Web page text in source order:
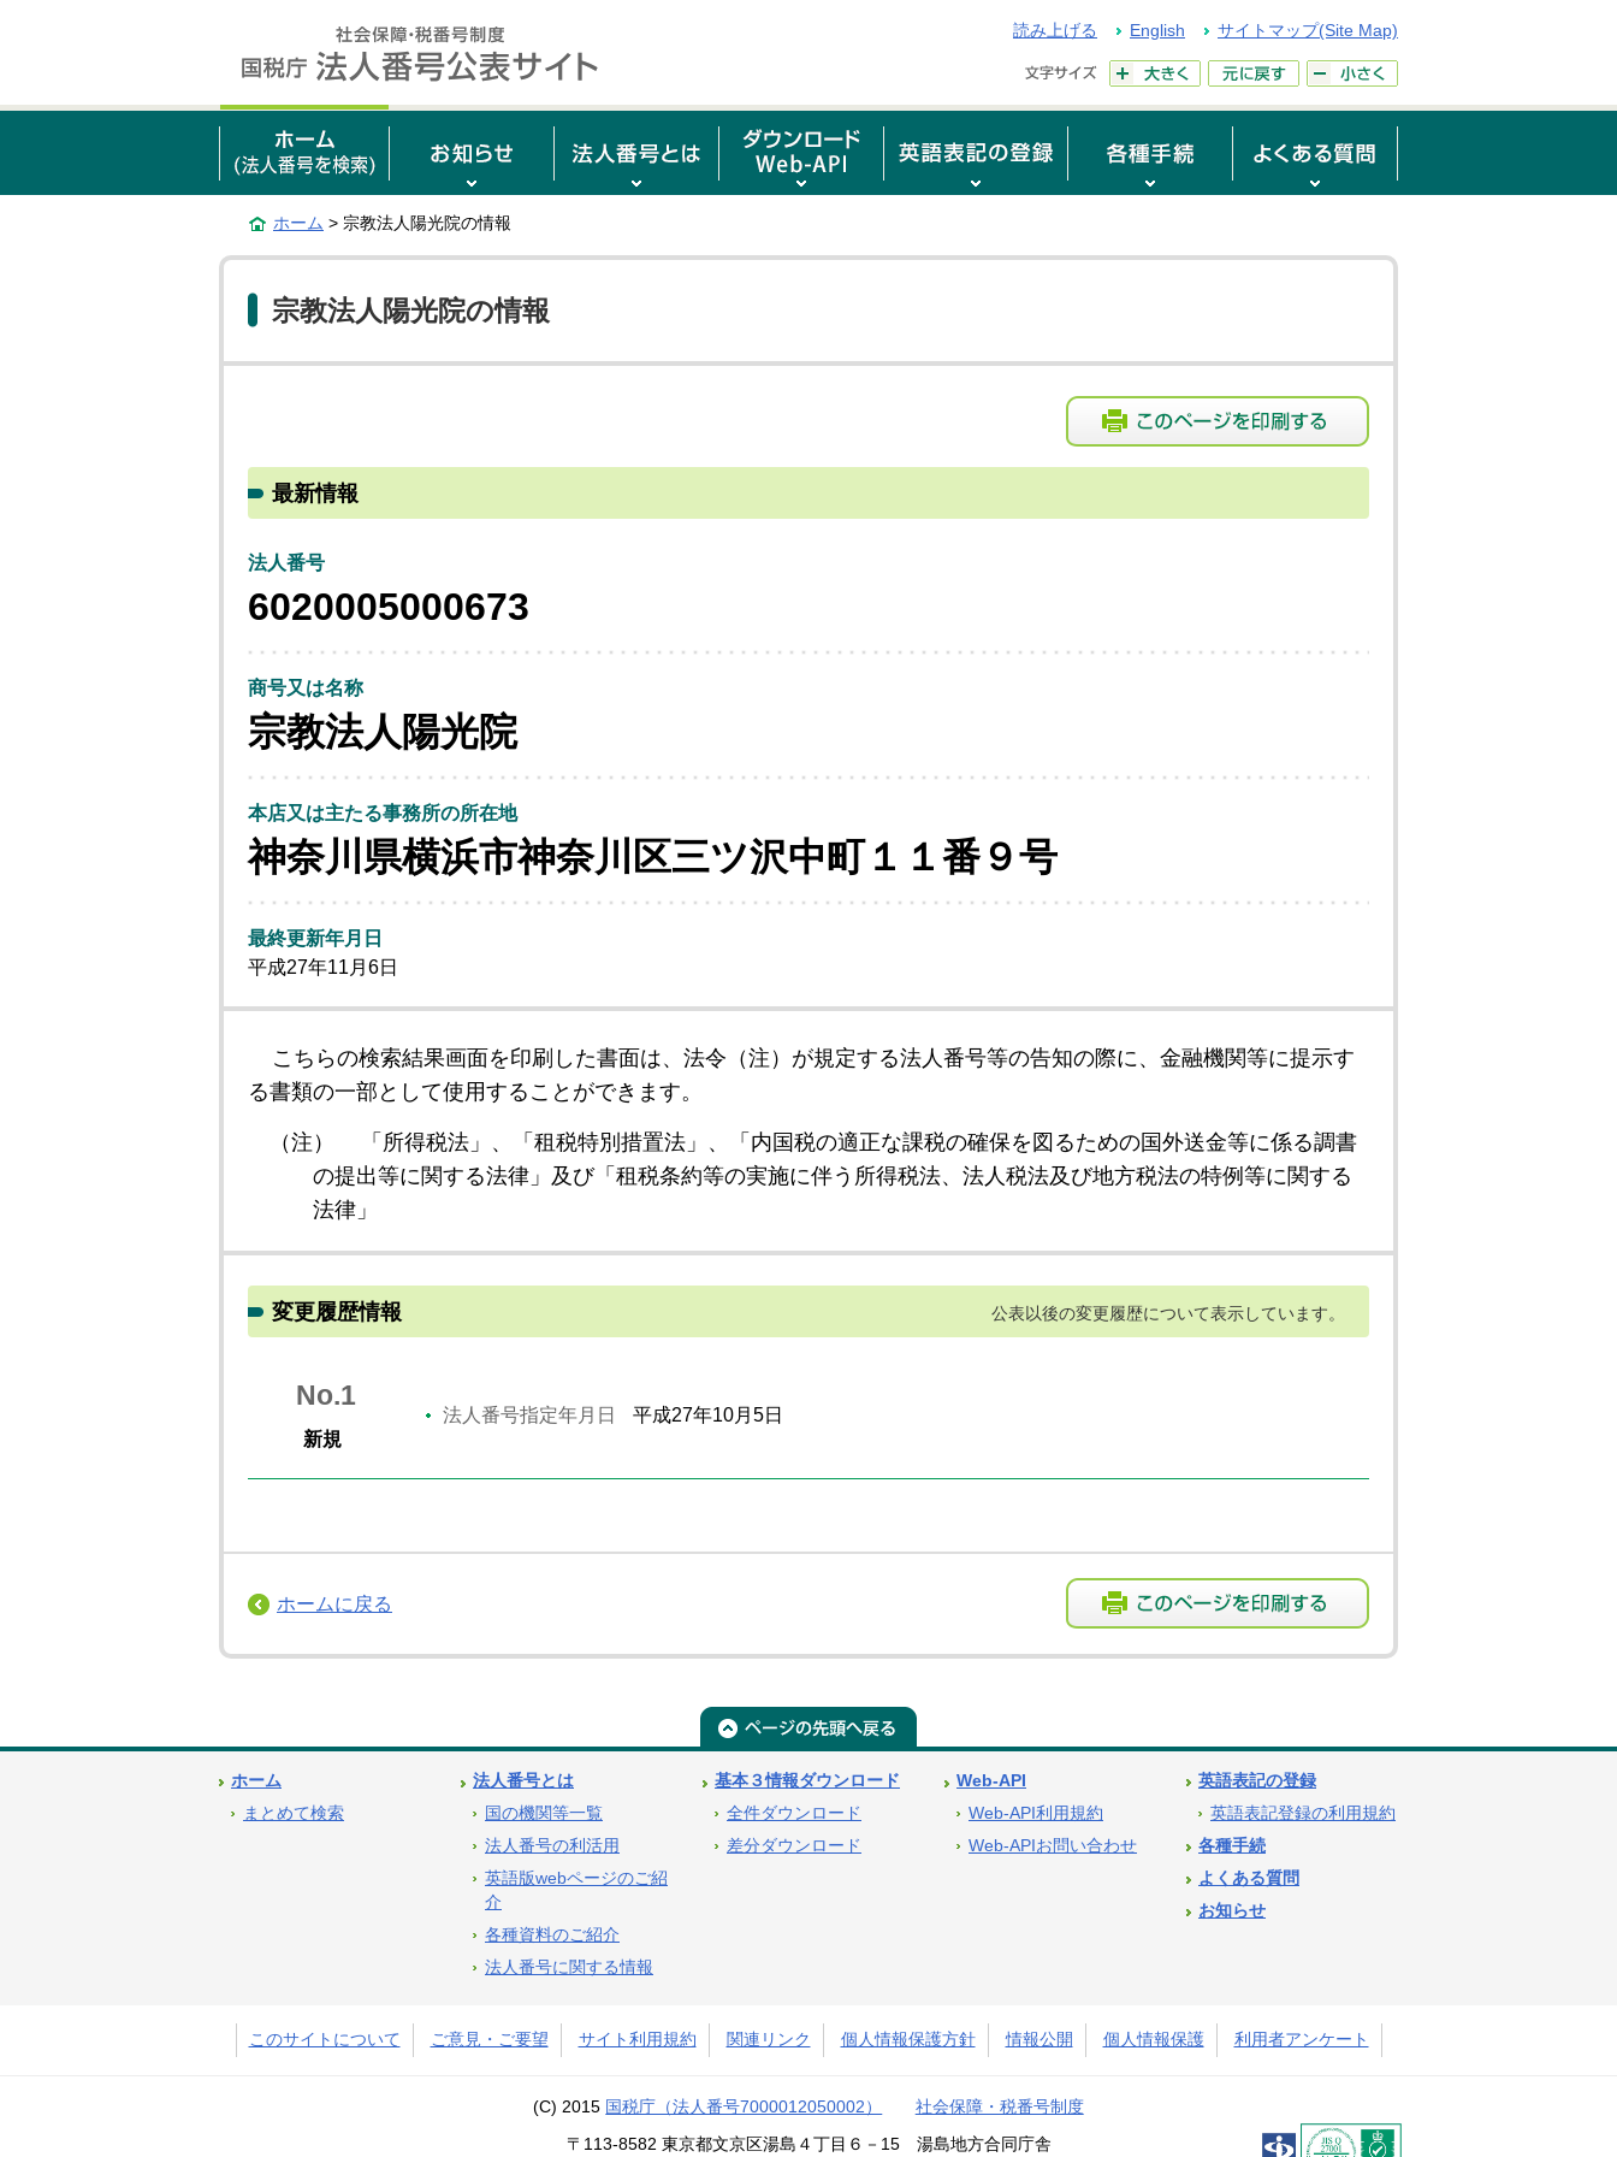
読み上げる English サイトマップ(Site Map)
ホーム > 宗教法人陽光院の情報
宗教法人陽光院の情報
最新情報
法人番号
6020005000673
商号又は名称
宗教法人陽光院
本店又は主たる事務所の所在地
神奈川県横浜市神奈川区三ツ沢中町１１番９号
最終更新年月日
平成27年11月6日
こちらの検索結果画面を印刷した書面は、法令（注）が規定する法人番号等の告知の際に、金融機関等に提示す
る書類の一部として使用することができます。
（注）
「所得税法」、「租税特別措置法」、「内国税の適正な課税の確保を図るための国外送金等に係る調書
の提出等に関する法律」及び「租税条約等の実施に伴う所得税法、法人税法及び地方税法の特例等に関する
法律」
変更履歴情報 公表以後の変更履歴について表示しています。
No.1
新規
法人番号指定年月日 平成27年10月5日
ホームに戻る
ホーム
まとめて検索
法人番号とは
国の機関等一覧
法人番号の利活用
英語版webページのご紹
介
各種資料のご紹介
法人番号に関する情報
基本３情報ダウンロード
全件ダウンロード
差分ダウンロード
Web-API
Web-API利用規約
Web-APIお問い合わせ
英語表記の登録
英語表記登録の利用規約
各種手続
よくある質問
お知らせ
このサイトについて ご意見・ご要望 サイト利用規約 関連リンク 個人情報保護方針 情報公開 個人情報保護 利用者アンケート
(C) 2015 国税庁（法人番号7000012050002） 社会保障・税番号制度
〒113-8582 東京都文京区湯島４丁目６－15 湯島地方合同庁舎